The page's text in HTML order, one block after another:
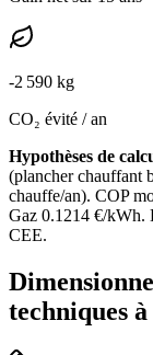
-2 590 kg
CO₂ évité / an
Hypothèses de
(plancher chauffant
chauffe/an). COP
Gaz 0.1214 €/kWh.
CEE.
techniques à